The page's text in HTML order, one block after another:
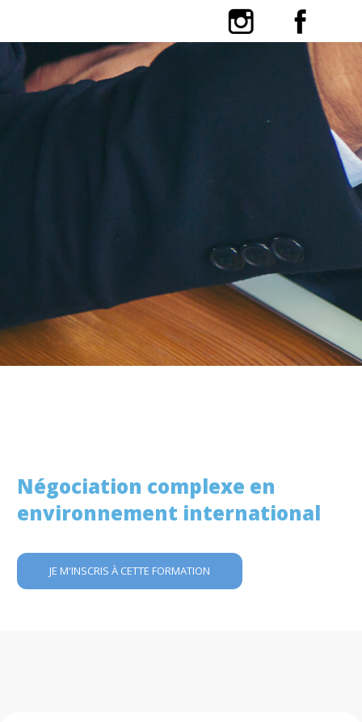
Négociation complexe en
environnement international
JE M'INSCRIS À CETTE FORMATION